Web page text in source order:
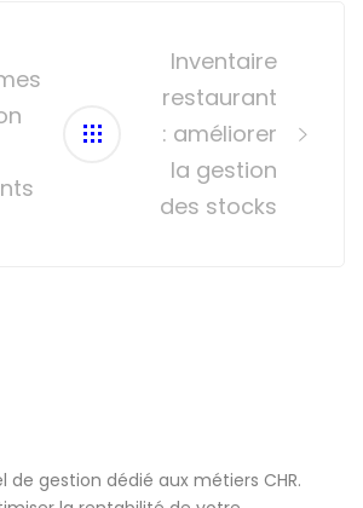
Inventaire
restaurant
: améliorer
la gestion
des stocks
de gestion dédié aux métiers CHR.